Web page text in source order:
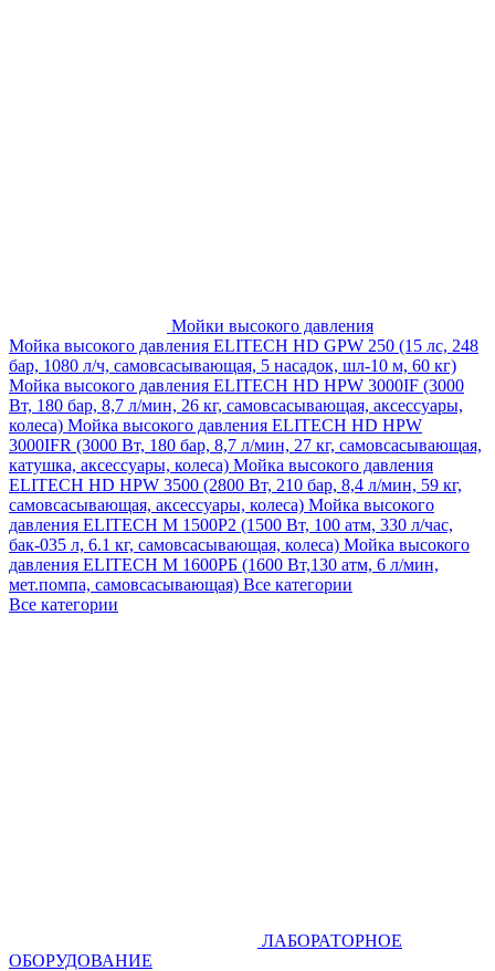
Мойки высокого давления
Мойка высокого давления ELITECH HD GPW 250 (15 лс, 248
бар, 1080 л/ч, самовсасывающая, 5 насадок, шл-10 м, 60 кг)
Мойка высокого давления ELITECH HD HPW 3000IF (3000
Вт, 180 бар, 8,7 л/мин, 26 кг, самовсасывающая, аксессуары,
колеса) Мойка высокого давления ELITECH HD HPW
3000IFR (3000 Вт, 180 бар, 8,7 л/мин, 27 кг, самовсасывающая,
катушка, аксессуары, колеса) Мойка высокого давления
ELITECH HD HPW 3500 (2800 Вт, 210 бар, 8,4 л/мин, 59 кг,
самовсасывающая, аксессуары, колеса) Мойка высокого
давления ELITECH M 1500P2 (1500 Вт, 100 атм, 330 л/час,
бак-035 л, 6.1 кг, самовсасывающая, колеса) Мойка высокого
давления ELITECH М 1600РБ (1600 Вт,130 атм, 6 л/мин,
мет.помпа, самовсасывающая) Все категории
Все категории
ЛАБОРАТОРНОЕ
ОБОРУДОВАНИЕ